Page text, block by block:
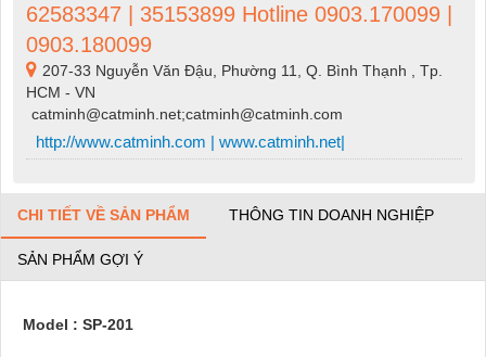
62583347 | 35153899 Hotline 0903.170099 |
0903.180099
207-33 Nguyễn Văn Đậu, Phường 11, Q. Bình Thạnh , Tp.
HCM - VN
catminh@catminh.net;catminh@catminh.com
http://www.catminh.com | www.catminh.net|
CHI TIẾT VỀ SẢN PHẨM THÔNG TIN DOANH NGHIỆP
SẢN PHẨM GỢI Ý
Model : SP-201